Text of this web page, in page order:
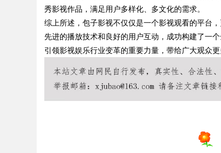
秀影视作品，满足用户多样化、多文化的需求。
综上所述，包子影视不仅仅是一个影视观看的平台
先进的播放技术和良好的用户互动，成功构建了一
引领影视娱乐行业变革的重要力量，带给广大观众更